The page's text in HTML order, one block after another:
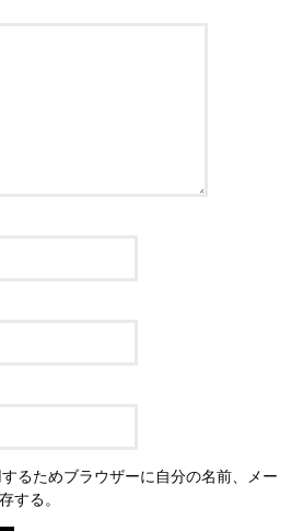
るためブラウザーに自分の名前、メー
する。